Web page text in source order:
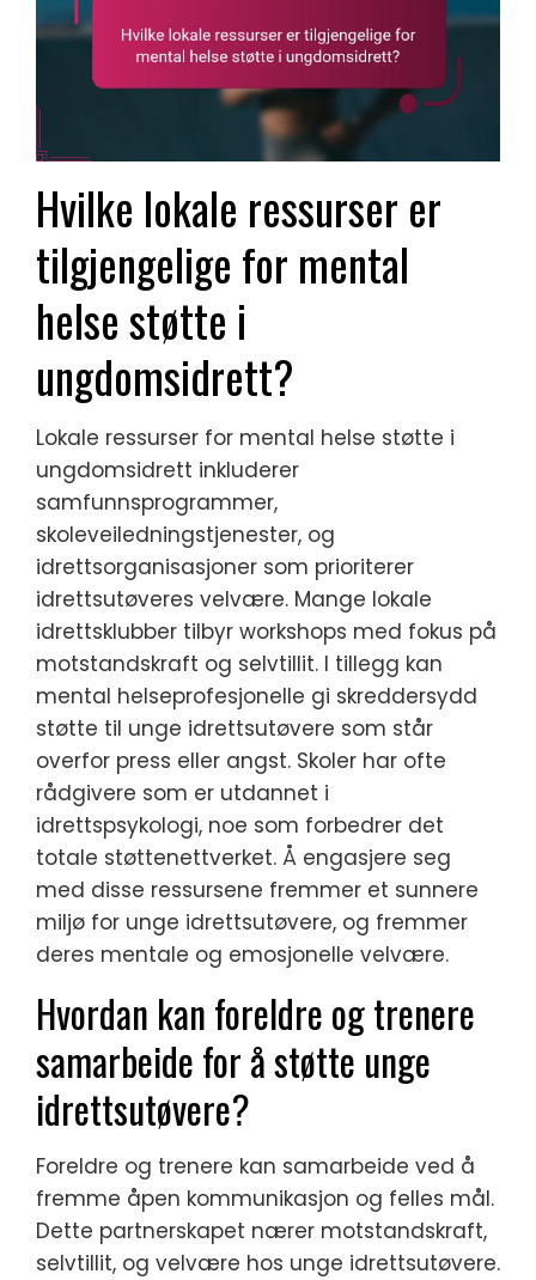
Hvilke lokale ressurser er
tilgjengelige for mental
helse støtte i
ungdomsidrett?
Lokale ressurser for mental helse støtte i
ungdomsidrett inkluderer
samfunnsprogrammer,
skoleveiledningstjenester, og
idrettsorganisasjoner som prioriterer
idrettsutøveres velvære. Mange lokale
idrettsklubber tilbyr workshops med fokus på
motstandskraft og selvtillit. I tillegg kan
mental helseprofesjonelle gi skreddersydd
støtte til unge idrettsutøvere som står
overfor press eller angst. Skoler har ofte
rådgivere som er utdannet i
idrettspsykologi, noe som forbedrer det
totale støttenettverket. Å engasjere seg
med disse ressursene fremmer et sunnere
miljø for unge idrettsutøvere, og fremmer
deres mentale og emosjonelle velvære.
Hvordan kan foreldre og trenere
samarbeide for å støtte unge
idrettsutøvere?
Foreldre og trenere kan samarbeide ved å
fremme åpen kommunikasjon og felles mål.
Dette partnerskapet nærer motstandskraft,
selvtillit, og velvære hos unge idrettsutøvere.